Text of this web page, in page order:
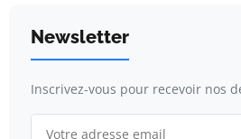
Newsletter
Inscrivez-vous pour recevoir nos